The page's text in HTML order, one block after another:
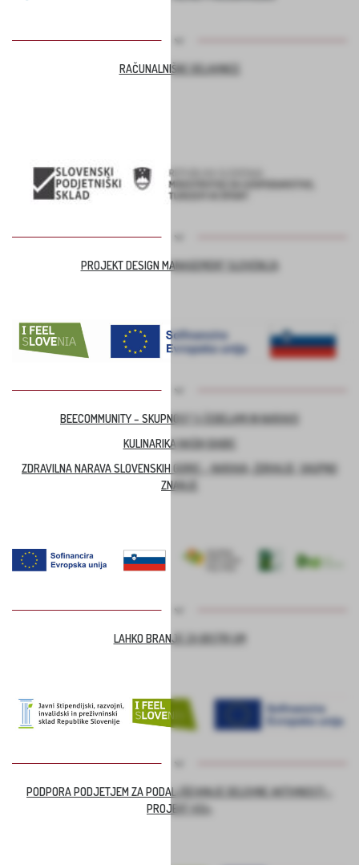
RAČUNALNIŠKE DELAVNICE
PROJEKT DESIGN MANAGEMENT SLOVENIJA
BEECOMMUNITY – SKUPNOST S ČEBELAMI IN NARAVO
KULINARIKA NAŠIH BABIC
ZDRAVILNA NARAVA SLOVENSKIH GORIC – NARAVA, ZDRAVJE, SKUPNO
ZNANJE
LAHKO BRANJE ZA BISTRI UM
PODPORA PODJETJEM ZA PODALJŠEVANJE DELOVNE AKTIVNOSTI –
PROJEKT ASI+